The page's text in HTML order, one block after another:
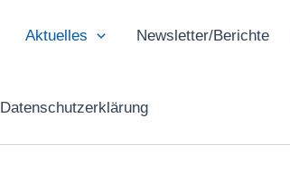
Aktuelles Newsletter/Berichte
Datenschutzerklärung